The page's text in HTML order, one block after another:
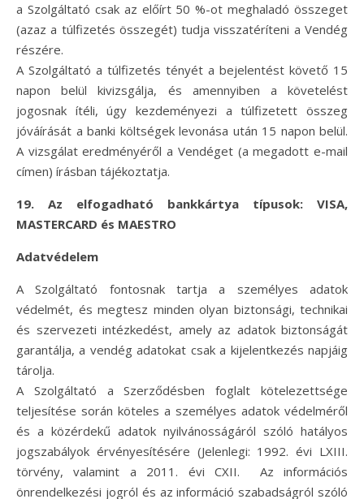
a Szolgáltató csak az előírt 50 %-ot meghaladó összeget
(azaz a túlfizetés összegét) tudja visszatéríteni a Vendég
részére.
A Szolgáltató a túlfizetés tényét a bejelentést követő 15
napon belül kivizsgálja, és amennyiben a követelést
jogosnak ítéli, úgy kezdeményezi a túlfizetett összeg
jóváírását a banki költségek levonása után 15 napon belül.
A vizsgálat eredményéről a Vendéget (a megadott e-mail
címen) írásban tájékoztatja.
19. Az elfogadható bankkártya típusok: VISA,
MASTERCARD és MAESTRO
Adatvédelem
A Szolgáltató fontosnak tartja a személyes adatok
védelmét, és megtesz minden olyan biztonsági, technikai
és szervezeti intézkedést, amely az adatok biztonságát
garantálja, a vendég adatokat csak a kijelentkezés napjáig
tárolja.
A Szolgáltató a Szerződésben foglalt kötelezettsége
teljesítése során köteles a személyes adatok védelméről
és a közérdekű adatok nyilvánosságáról szóló hatályos
jogszabályok érvényesítésére (Jelenlegi: 1992. évi LXIII.
törvény, valamint a 2011. évi CXII. Az információs
önrendelkezési jogról és az információ szabadságról szóló